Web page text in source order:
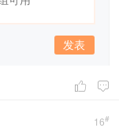
发表
 
16#